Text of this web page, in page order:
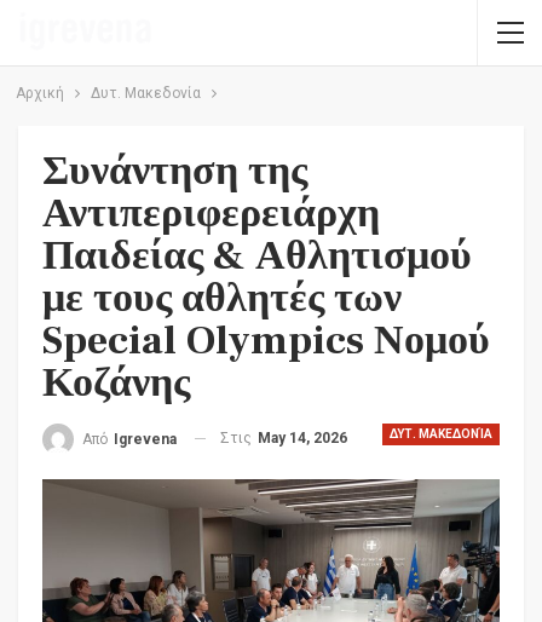
Αρχική Δυτ. Μακεδονία
Συνάντηση της
Αντιπεριφερειάρχη
Παιδείας & Αθλητισμού
με τους αθλητές των
Special Olympics Νομού
Κοζάνης
ΔΥΤ. ΜΑΚΕΔΟΝΊΑ
Από Igrevena Στις May 14, 2026